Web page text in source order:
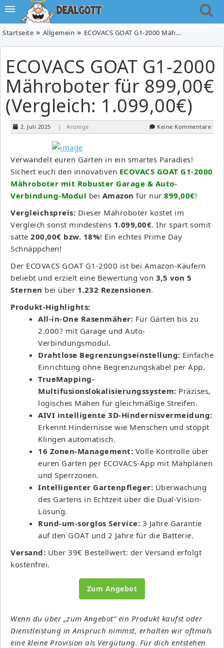
Startseite Allgemein ECOVACS GOAT G1-2000 Mähroboter für 899,00€ (Vergleich: 1.099,00€)
ECOVACS GOAT G1-2000
Mähroboter für 899,00€
(Vergleich: 1.099,00€)
2. Juli 2025 | Anzeige Keine Kommentare
Verwandelt euren Garten in ein smartes Paradies!
Sichert euch den innovativen ECOVACS GOAT G1-2000
Mähroboter mit Robuster Garage & Auto-
Verbindung-Modul bei Amazon für nur 899,00€!
Vergleichspreis: Dieser Mähroboter kostet im
Vergleich sonst mindestens 1.099,00€. Ihr spart somit
satte 200,00€ bzw. 18%! Ein echtes Prime Day
Schnäppchen!
Der ECOVACS GOAT G1-2000 ist bei Amazon-Käufern
beliebt und erzielt eine Bewertung von 3,5 von 5
Sternen bei über 1.232 Rezensionen.
Produkt-Highlights:
All-in-One Rasenmäher: Für Gärten bis zu
2.000? mit Garage und Auto-
Verbindungsmodul.
Drahtlose Begrenzungseinstellung: Einfache
Einrichtung ohne Begrenzungskabel per App.
TrueMapping-
Multifusionslokalisierungssystem: Präzises,
logisches Mähen für gleichmäßige Streifen.
AIVI intelligente 3D-Hindernisvermeidung:
Erkennt Hindernisse wie Menschen und stoppt
Klingen automatisch.
16 Zonen-Management: Volle Kontrolle über
euren Garten per ECOVACS-App mit Mähplänen
und Sperrzonen.
Intelligenter Gartenpfleger: Überwachung
des Gartens in Echtzeit über die Dual-Vision-
Lösung.
Rund-um-sorglos Service: 3 Jahre Garantie
auf den GOAT und 2 Jahre für die Batterie.
Versand: Über 39€ Bestellwert: der Versand erfolgt
kostenfrei.
Zum Angebot
Wenn du über „zum Angebot“ ein Produkt kaufst oder
Dienstleistung in Anspruch nimmst, erhalten wir oftmals
eine kleine Provision als Vergütung. Für dich entstehen